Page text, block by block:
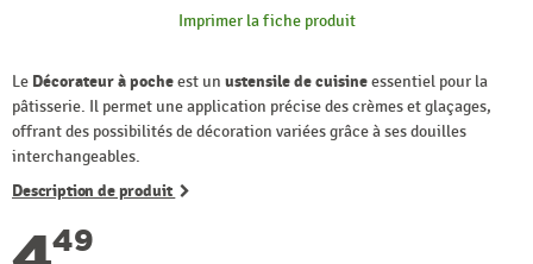
Imprimer la fiche produit
Le Décorateur à pocheest un ustensile de cuisineessentiel pour la
pâtisserie. Il permet une application précise des crèmes et glaçages,
offrant des possibilités de décoration variées grâce à ses douilles
interchangeables.
Description de produit
49